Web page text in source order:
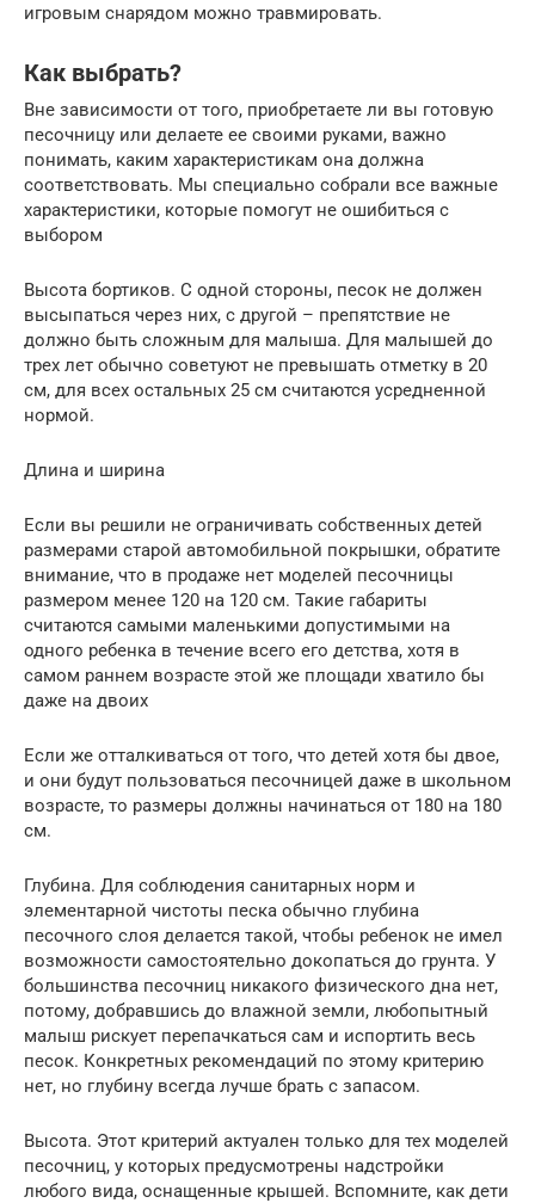
игровым снарядом можно травмировать.
Как выбрать?
Вне зависимости от того, приобретаете ли вы готовую
песочницу или делаете ее своими руками, важно
понимать, каким характеристикам она должна
соответствовать. Мы специально собрали все важные
характеристики, которые помогут не ошибиться с
выбором
Высота бортиков. С одной стороны, песок не должен
высыпаться через них, с другой – препятствие не
должно быть сложным для малыша. Для малышей до
трех лет обычно советуют не превышать отметку в 20
см, для всех остальных 25 см считаются усредненной
нормой.
Длина и ширина
Если вы решили не ограничивать собственных детей
размерами старой автомобильной покрышки, обратите
внимание, что в продаже нет моделей песочницы
размером менее 120 на 120 см. Такие габариты
считаются самыми маленькими допустимыми на
одного ребенка в течение всего его детства, хотя в
самом раннем возрасте этой же площади хватило бы
даже на двоих
Если же отталкиваться от того, что детей хотя бы двое,
и они будут пользоваться песочницей даже в школьном
возрасте, то размеры должны начинаться от 180 на 180
см.
Глубина. Для соблюдения санитарных норм и
элементарной чистоты песка обычно глубина
песочного слоя делается такой, чтобы ребенок не имел
возможности самостоятельно докопаться до грунта. У
большинства песочниц никакого физического дна нет,
потому, добравшись до влажной земли, любопытный
малыш рискует перепачкаться сам и испортить весь
песок. Конкретных рекомендаций по этому критерию
нет, но глубину всегда лучше брать с запасом.
Высота. Этот критерий актуален только для тех моделей
песочниц, у которых предусмотрены надстройки
любого вида, оснащенные крышей. Вспомните, как дети